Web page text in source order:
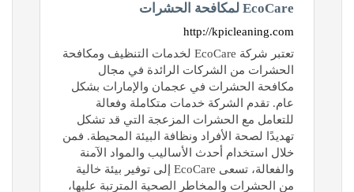
EcoCare لمكافحة الحشرات
http://kpicleaning.com
تعتبر شركة EcoCare لخدمات التنظيف ومكافحة
الحشرات من الشركات الرائدة في مجال
مكافحة الحشرات في عجمان والإمارات بشكل
عام. تقدم الشركة خدمات متكاملة وفعالة
للتعامل مع الحشرات المزعجة التي قد تشكل
تهديدًا لصحة الأفراد ونظافة البيئة المحيطة. فمن
خلال استخدام أحدث الأساليب والمواد الآمنة
والفعالة، تسعى EcoCare إلى توفير بيئة خالية
من الحشرات والمخاطر الصحية المترتبة عليها،